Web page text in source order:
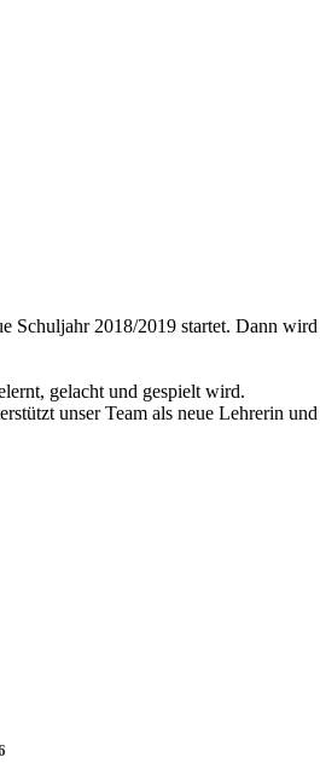
Schuljahr 2018/2019 startet. Dann
gelacht und gespielt wird.
unser Team als neue Lehrerin